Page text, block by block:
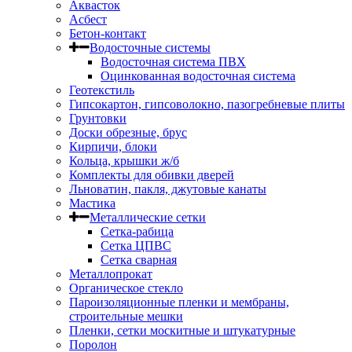
Аквасток
Асбест
Бетон-контакт
Водосточные системы
Водосточная система ПВХ
Оцинкованная водосточная система
Геотекстиль
Гипсокартон, гипсоволокно, пазогребневые плиты
Грунтовки
Доски обрезные, брус
Кирпичи, блоки
Кольца, крышки ж/б
Комплекты для обивки дверей
Льноватин, пакля, джутовые канаты
Мастика
Металлические сетки
Сетка-рабица
Сетка ЦПВС
Сетка сварная
Металлопрокат
Органическое стекло
Пароизоляционные пленки и мембраны,
строительные мешки
Пленки, сетки москитные и штукатурные
Поролон